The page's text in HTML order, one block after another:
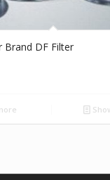
Brand DF Filter